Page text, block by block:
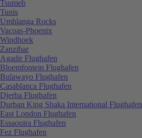
Tsumeb
Tunis
Umhlanga Rocks
Vacoas-Phoenix
Windhoek
Zanzibar
Agadir Flughafen
Bloemfontein Flughafen
Bulawayo Flughafen
Casablanca Flughafen
Djerba Flughafen
Durban King Shaka International Flughafen
East London Flughafen
Essaouira Flughafen
Fez Flughafen